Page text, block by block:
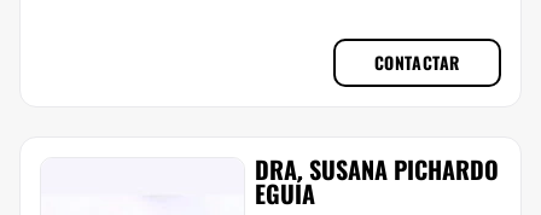
CONTACTAR
DRA. SUSANA PICHARDO
EGUÍA